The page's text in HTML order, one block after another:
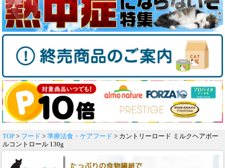
TOP > フード > 準療法食・ケアフード > カントリーロード ミルクヘアボー
ルコントロール 130g